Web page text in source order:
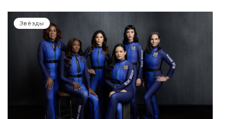
Звёзды